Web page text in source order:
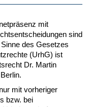
mit
sind
des Gesetzes
(UrhG) ist
Dr. Martin
mit vorheriger
bzw. bei